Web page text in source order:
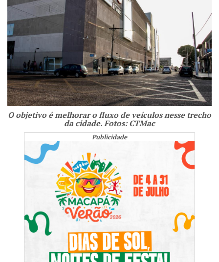
O objetivo é melhorar o fluxo de veículos nesse trecho
da cidade. Fotos: CTMac
Publicidade